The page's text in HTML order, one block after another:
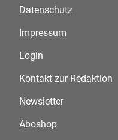
Datenschutz
Impressum
Login
Kontakt zur Redaktion
Newsletter
Aboshop